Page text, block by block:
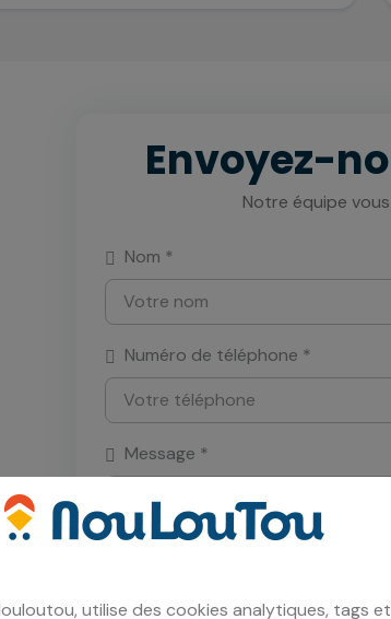
Envoyez-
Notre équipe
Nom *
Numéro de téléphone *
Message *
utilise des cookies analytiques, tags